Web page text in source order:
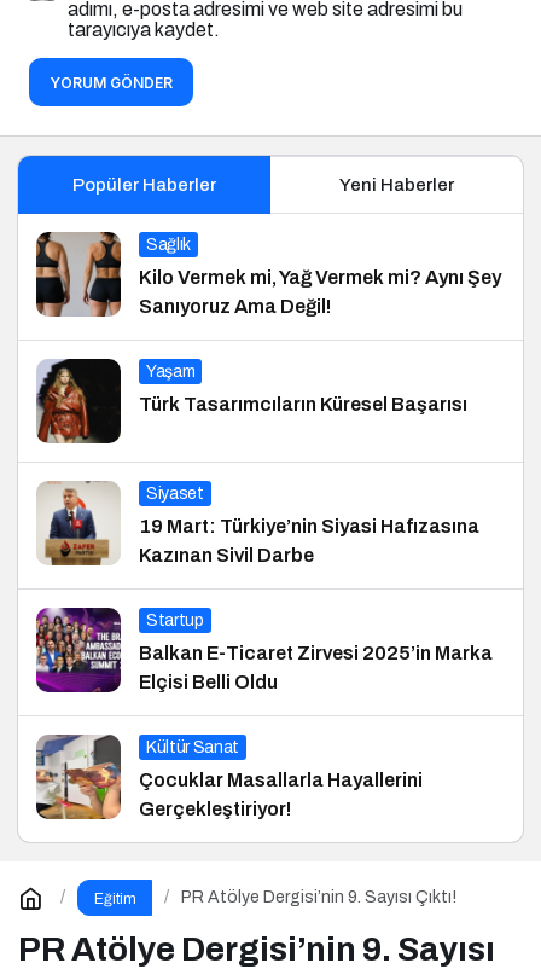
adımı, e-posta adresimi ve web site adresimi bu
tarayıcıya kaydet.
YORUM GÖNDER
Popüler Haberler Yeni Haberler
Sağlık
Kilo Vermek mi, Yağ Vermek mi? Aynı Şey
Sanıyoruz Ama Değil!
Yaşam
Türk Tasarımcıların Küresel Başarısı
Siyaset
19 Mart: Türkiye’nin Siyasi Hafızasına
Kazınan Sivil Darbe
Startup
Balkan E-Ticaret Zirvesi 2025’in Marka
Elçisi Belli Oldu
Kültür Sanat
Çocuklar Masallarla Hayallerini
Gerçekleştiriyor!
Eğitim PR Atölye Dergisi’nin 9. Sayısı Çıktı!
PR Atölye Dergisi’nin 9. Sayısı